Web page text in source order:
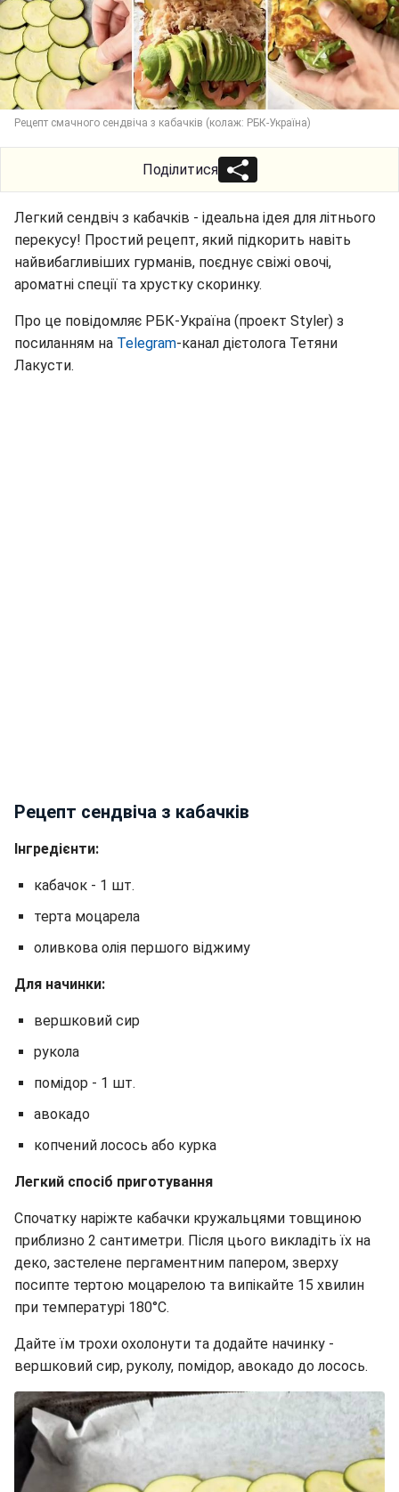
Рецепт смачного сендвіча з кабачків (колаж: РБК-Україна)
Поділитися
Легкий сендвіч з кабачків - ідеальна ідея для літнього
перекусу! Простий рецепт, який підкорить навіть
найвибагливіших гурманів, поєднує свіжі овочі,
ароматні спеції та хрустку скоринку.
Про це повідомляє РБК-Україна (проект Styler) з
посиланням на Telegram-канал дієтолога Тетяни
Лакусти.
Рецепт сендвіча з кабачків
Інгредієнти:
кабачок - 1 шт.
терта моцарела
оливкова олія першого віджиму
Для начинки:
вершковий сир
рукола
помідор - 1 шт.
авокадо
копчений лосось або курка
Легкий спосіб приготування
Спочатку наріжте кабачки кружальцями товщиною
приблизно 2 сантиметри. Після цього викладіть їх на
деко, застелене пергаментним папером, зверху
посипте тертою моцарелою та випікайте 15 хвилин
при температурі 180°C.
Дайте їм трохи охолонути та додайте начинку -
вершковий сир, руколу, помідор, авокадо до лосось.